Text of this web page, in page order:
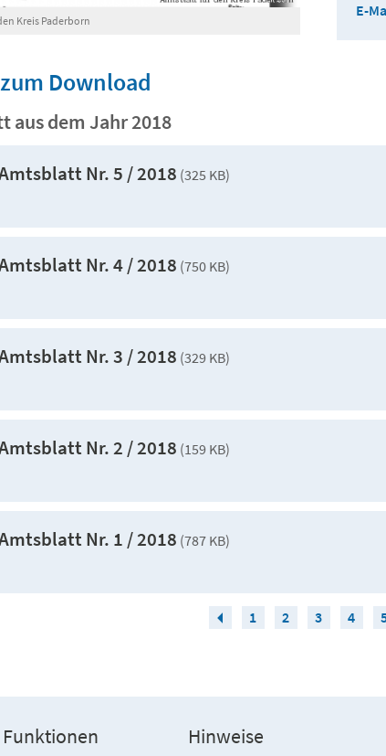
Kreis Paderborn
E-
Download
aus dem Jahr 2018
Nr. 5 / 2018 (325 KB)
Nr. 4 / 2018 (750 KB)
Nr. 3 / 2018 (329 KB)
Nr. 2 / 2018 (159 KB)
Nr. 1 / 2018 (787 KB)
1 2 3 4
Funktionen Hinweise